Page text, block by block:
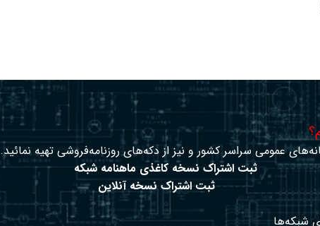
عمومی سراسر کشور و نیز از دکه‌های روزنامه‌فروشی تهیه نمائید.
ثبت اشتراک نسخه کاغذی ماهنامه شبکه
ثبت اشتراک نسخه آنلاین